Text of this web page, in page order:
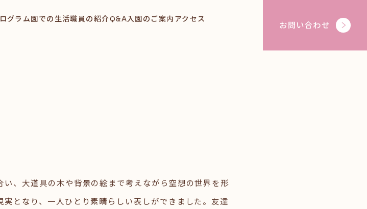
グラム 園での生活職員の紹介Q&A入園のご案内 アクセス
お問い合わせ
、大道具の木や背景の絵まで考えながら空想の世界を形
となり、一人ひとり素晴らしい表しができました。友達